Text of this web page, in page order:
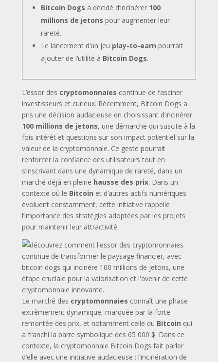
Bitcoin Dogs a décidé d’incinérer 100
millions de jetons pour augmenter leur
rareté.
Le lancement d’un jeu play-to-earn pourrait
ajouter de l’utilité à Bitcoin Dogs.
L’essor des cryptomonnaies continue de fasciner
investisseurs et curieux. Récemment, Bitcoin Dogs a
pris une décision audacieuse en choisissant d’incinérer
100 millions de jetons, une démarche qui suscite à la
fois intérêt et questions sur son impact potentiel sur la
valeur de la cryptomonnaie. Ce geste pourrait
renforcer la confiance des utilisateurs tout en
s’inscrivant dans une dynamique de rareté, dans un
marché déjà en pleine hausse des prix. Dans un
contexte où le Bitcoin et d’autres actifs numériques
évoluent constamment, cette initiative rappelle
l’importance des stratégies adoptées par les projets
pour maintenir leur attractivité.
Le marché des cryptomonnaies connaît une phase
extrêmement dynamique, marquée par la forte
remontée des prix, et notamment celle du Bitcoin qui
a franchi la barre symbolique des 65 000 $. Dans ce
contexte, la cryptomonnaie Bitcoin Dogs fait parler
d’elle avec une initiative audacieuse : l’incinération de